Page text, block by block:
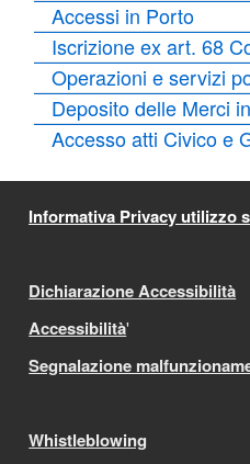
Accessi in Porto
Iscrizione ex art. 68
Operazioni e servizi
Deposito delle Merci
Accesso atti Civico e
Informativa Privacy utilizzo
Dichiarazione Accessibilità
Accessibilità'
Segnalazione
Whistleblowing